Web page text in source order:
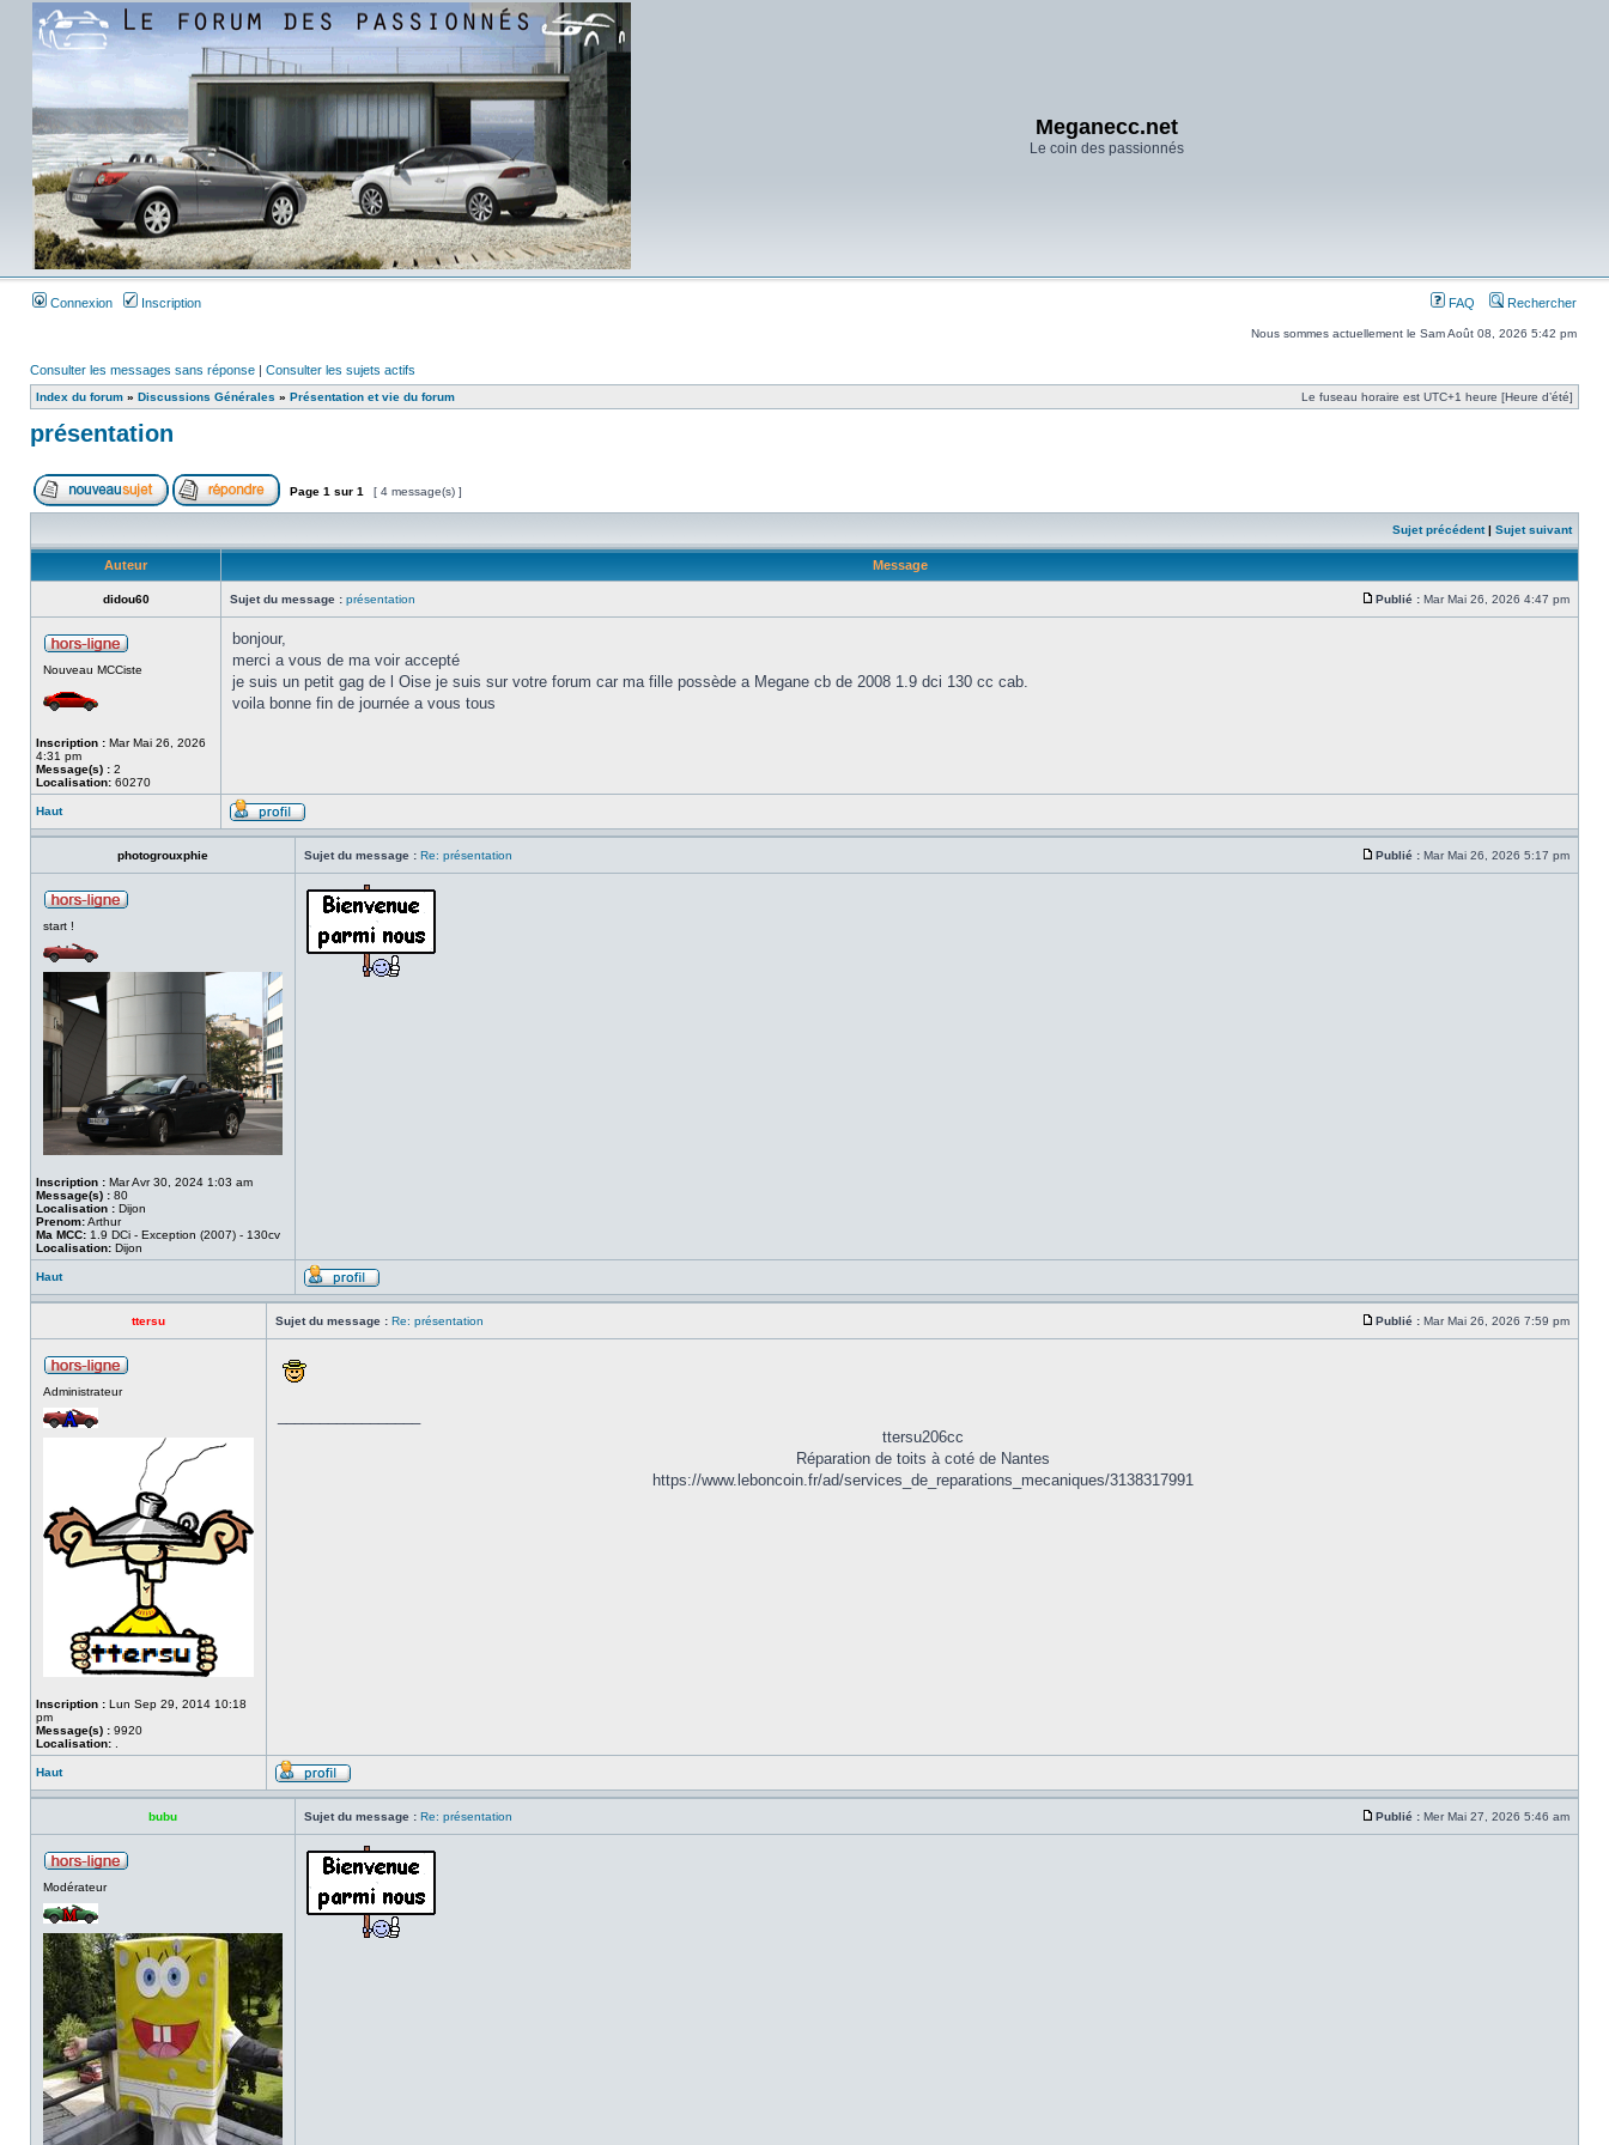
Meganecc.net
Le coin des passionnés
Connexion Inscription FAQ Rechercher
Nous sommes actuellement le Sam Août 08, 2026 5:42 pm
Consulter les messages sans réponse | Consulter les sujets actifs
Index du forum » Discussions Générales » Présentation et vie du forum Le fuseau horaire est UTC+1 heure [Heure d’été]
présentation
Page 1 sur 1 [ 4 message(s) ]
Sujet précédent| Sujet suivant
Auteur Message
didou60 Sujet du message : présentation Publié : Mar Mai 26, 2026 4:47 pm
Nouveau MCCiste
Inscription : Mar Mai 26, 2026
4:31 pm
Message(s) : 2
Localisation: 60270
bonjour,
merci a vous de ma voir accepté
je suis un petit gag de l Oise je suis sur votre forum car ma fille possède a Megane cb de 2008 1.9 dci 130 cc cab.
voila bonne fin de journée a vous tous
Haut
photogrouxphie Sujet du message : Re: présentation Publié : Mar Mai 26, 2026 5:17 pm
start !
Inscription : Mar Avr 30, 2024 1:03 am
Message(s) : 80
Localisation : Dijon
Prenom:Arthur
Ma MCC: 1.9 DCi - Exception (2007) - 130cv
Localisation: Dijon
Haut
ttersu Sujet du message : Re: présentation Publié : Mar Mai 26, 2026 7:59 pm
Administrateur
Inscription : Lun Sep 29, 2014 10:18
pm
Message(s) : 9920
Localisation:
ttersu206cc
Réparation de toits à coté de Nantes
https://www.leboncoin.fr/ad/services_de_reparations_mecaniques/3138317991
Haut
bubu Sujet du message : Re: présentation Publié : Mer Mai 27, 2026 5:46 am
Modérateur